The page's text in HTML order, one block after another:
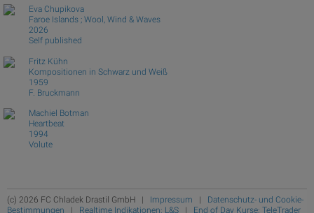
Eva Chupikova
Faroe Islands ; Wool, Wind & Waves
2026
Self published
Fritz Kühn
Kompositionen in Schwarz und Weiß
1959
F. Bruckmann
Machiel Botman
Heartbeat
1994
Volute
(c) 2026 FC Chladek Drastil GmbH | Impressum | Datenschutz- und Cookie-
Bestimmungen | Realtime Indikationen: L&S | End of Day Kurse: TeleTrader